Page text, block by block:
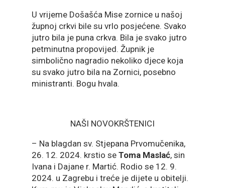
U vrijeme Došašća Mise zornice u našoj
župnoj crkvi bile su vrlo posjećene. Svako
jutro bila je puna crkva. Bila je svako jutro
petminutna propovijed. Župnik je
simbolično nagradio nekoliko djece koja
su svako jutro bila na Zornici, posebno
ministranti. Bogu hvala.
NAŠI NOVOKRŠTENICI
– Na blagdan sv. Stjepana Prvomučenika,
26. 12. 2024. krstio se Toma Maslać, sin
Ivana i Dajane r. Martić. Rodio se 12. 9.
2024. u Zagrebu i treće je dijete u obitelji.